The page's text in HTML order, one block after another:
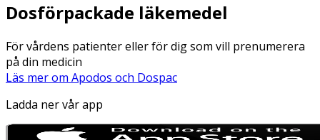
Dosförpackade läkemedel
För vårdens patienter eller för dig som vill prenumerera
på din medicin
Läs mer om Apodos och Dospac
Ladda ner vår app